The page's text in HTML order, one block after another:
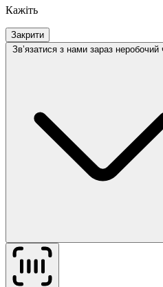
Кажіть
Закрити
Звʼязатися з нами зараз